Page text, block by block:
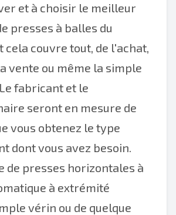
et à choisir le meilleur
presses à balles du
cela couvre tout, de l'achat,
vente ou même la simple
fabricant et le
seront en mesure de
vous obtenez le type
dont vous avez besoin.
de presses horizontales à
à extrémité
vérin ou de quelque